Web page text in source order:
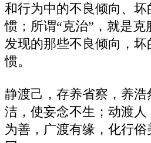
和行为中的不良倾向、坏
惯；所谓“克治”，就是
发现的那些不良倾向，
惯。
静渡己，存养省察，养
洁，使妄念不生；动渡人
为善，广渡有缘，化行